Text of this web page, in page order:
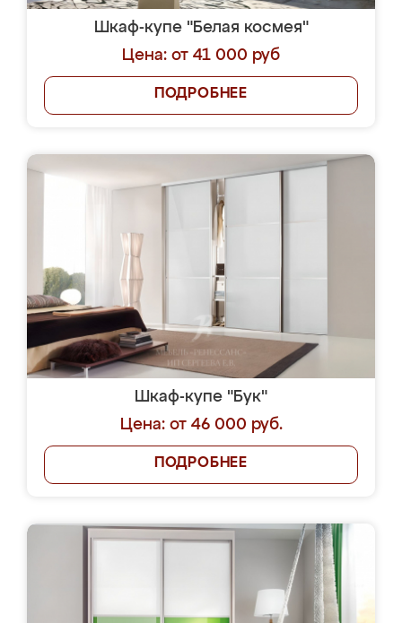
Шкаф-купе "Белая космея"
Цена: от 41 000 руб
ПОДРОБНЕЕ
Шкаф-купе "Бук"
Цена: от 46 000 руб.
ПОДРОБНЕЕ